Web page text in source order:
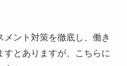
ント対策を徹底し、働き
すとありますが、こちらに